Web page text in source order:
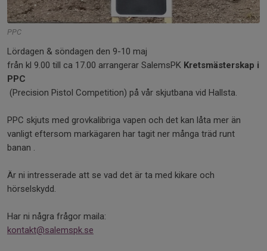
PPC
Lördagen & söndagen den 9-10 maj
från kl 9.00 till ca 17.00 arrangerar SalemsPK Kretsmästerskap i
PPC
(Precision Pistol Competition) på vår skjutbana vid Hallsta.
PPC skjuts med grovkalibriga vapen och det kan låta mer än
vanligt eftersom markägaren har tagit ner många träd runt
banan .
Är ni intresserade att se vad det är ta med kikare och
hörselskydd.
Har ni några frågor maila:
kontakt@salemspk.se